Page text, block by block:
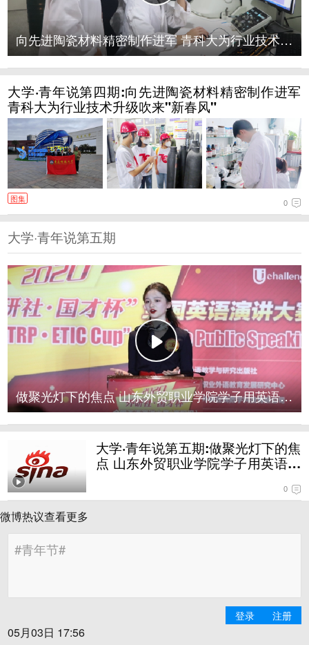
向先进陶瓷材料精密制作进军 青科大为行业技术升
大学·青年说第四期:向先进陶瓷材料精密制作进军
青科大为行业技术升级吹来"新春风"
图集 0
大学·青年说第五期
大学·青年说第五期:做聚光灯下的焦点 山东外贸职业
学院学子用英语传递中国声音
做聚光灯下的焦点 山东外贸职业学院学子用英语传递
大学·青年说第五期:做聚光灯下的焦
点 山东外贸职业学院学子用英语传
0
微博热议查看更多
登录 注册
05月03日 17:56